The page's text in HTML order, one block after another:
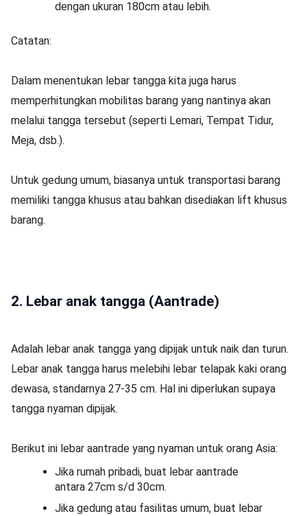
dengan ukuran 180cm atau lebih.
Catatan:
Dalam menentukan lebar tangga kita juga harus
memperhitungkan mobilitas barang yang nantinya akan
melalui tangga tersebut (seperti Lemari, Tempat Tidur,
Meja, dsb.).
Untuk gedung umum, biasanya untuk transportasi barang
memiliki tangga khusus atau bahkan disediakan lift khusus
barang.
2. Lebar anak tangga (Aantrade)
Adalah lebar anak tangga yang dipijak untuk naik dan turun.
Lebar anak tangga harus melebihi lebar telapak kaki orang
dewasa, standarnya 27-35 cm. Hal ini diperlukan supaya
tangga nyaman dipijak.
Berikut ini lebar aantrade yang nyaman untuk orang Asia:
Jika rumah pribadi, buat lebar aantrade
antara 27cm s/d 30cm.
Jika gedung atau fasilitas umum, buat lebar